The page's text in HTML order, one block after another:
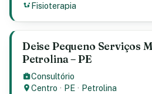
Fisioterapia
Deise Pequeno Serviços
Petrolina – PE
Consultório
Centro · PE · Petrolina